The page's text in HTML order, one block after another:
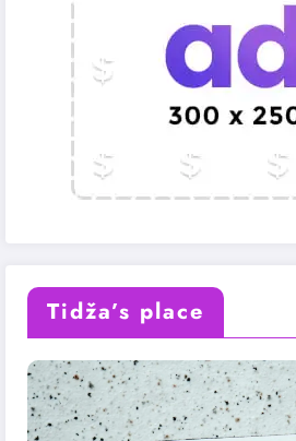
Tidža’s place